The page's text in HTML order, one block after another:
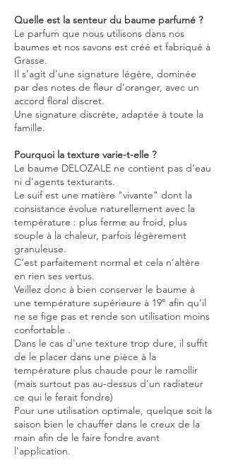
Quelle est la senteur du baume parfumé ?
Le parfum que nous utilisons dans nos
baumes et nos savons est créé et fabriqué à
Grasse.
Il s’agit d’une signature légère, dominée
par des notes de fleur d’oranger, avec un
accord floral discret.
Une signature discrète, adaptée à toute la
famille.
Pourquoi la texture varie-t-elle ?
Le baume DELOZALE ne contient pas d’eau
ni d’agents texturants.
Le suif est une matière "vivante" dont la
consistance évolue naturellement avec la
température : plus ferme au froid, plus
souple à la chaleur, parfois légèrement
granuleuse.
C’est parfaitement normal et cela n’altère
en rien ses vertus.
Veillez donc à bien conserver le baume à
une température supérieure à 19° afin qu’il
ne se fige pas et rende son utilisation moins
confortable .
Dans le cas d'une texture trop dure, il suffit
de le placer dans une pièce à la
température plus chaude pour le ramollir
(mais surtout pas au-dessus d’un radiateur
ce qui le ferait fondre)​
Pour une utilisation optimale, quelque soit la
saison bien le chauffer dans le creux de la
main afin de le faire fondre avant
l'application.